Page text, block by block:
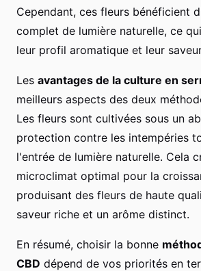
Cependant, ces fleurs bénéficient
complet de lumière naturelle, ce
leur profil aromatique et leur
Les avantages de la culture en
meilleurs aspects des deux
Les fleurs sont cultivées sous un
protection contre les intempéries
l'entrée de lumière naturelle. Cela
microclimat optimal pour la
produisant des fleurs de haute
saveur riche et un arôme distinct.
En résumé, choisir la bonne
CBD dépend de vos priorités en